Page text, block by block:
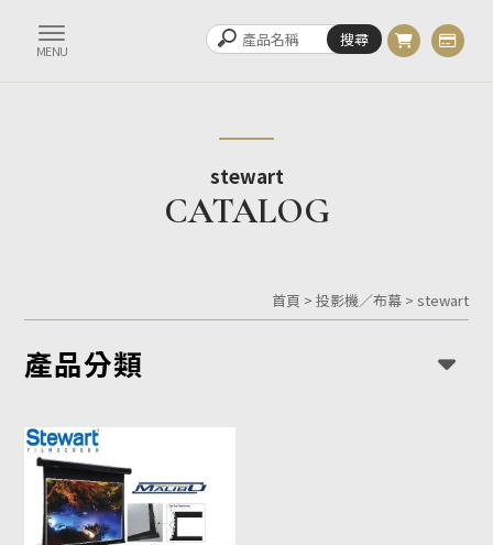
stewart
首頁 > 投影機／布幕> stewart
產品分類